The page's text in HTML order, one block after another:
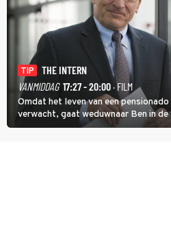
TIP
THE INTERN
VANMIDDAG 17:27 - 20:00· FILM
Omdat het leven van een
verwacht, gaat weduwnaar Ben in
bij de hippe webwinkel van Jules,